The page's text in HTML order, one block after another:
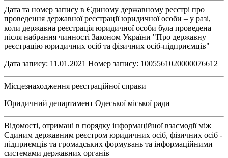
Дата та номер запису в Єдиному державному реєстрі про
проведення державної реєстрації юридичної особи – у разі,
коли державна реєстрація юридичної особи була проведена
після набрання чинності Законом України "Про державну
реєстрацію юридичних осіб та фізичних осіб-підприємців"
Дата запису: 11.01.2021 Номер запису: 1005561020000076612
Місцезнаходження реєстраційної справи
Юридичний департамент Одеської міської ради
Відомості, отримані в порядку інформаційної взаємодії між
Єдиним державним реєстром юридичних осіб, фізичних осіб -
підприємців та громадських формувань та інформаційними
системами державних органів